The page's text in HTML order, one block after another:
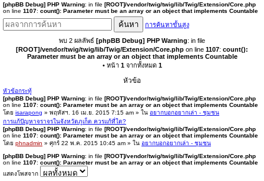
[phpBB Debug] PHP Warning: in file [ROOT]/vendor/twig/twig/lib/Twig/Extension/Core.php
on line 1107: count(): Parameter must be an array or an object that implements Countable
ค้นหา การค้นหาขั้นสูง
พบ 2 ผลลัพธ์ [phpBB Debug] PHP Warning: in file
[ROOT]/vendor/twig/twig/lib/Twig/Extension/Core.php on line 1107: count():
Parameter must be an array or an object that implements Countable
• หน้า 1จากทั้งหมด 1
หัวข้อ
หัวข้อกระทู้
[phpBB Debug] PHP Warning: in file [ROOT]/vendor/twig/twig/lib/Twig/Extension/Core.php
on line 1107: count(): Parameter must be an array or an object that implements Countable
โดย isarapong » พฤหัสฯ. 16 เม.ย. 2015 7:15 am » ใน อยากบอกอยากเล่า - ชุมชน
การแก้ปัญหาจราจรในจังหวัดภูเก็ต ควรแก้ที่ใด?
[phpBB Debug] PHP Warning: in file [ROOT]/vendor/twig/twig/lib/Twig/Extension/Core.php
on line 1107: count(): Parameter must be an array or an object that implements Countable
โดย phnadmin » ศุกร์ 22 พ.ค. 2015 10:45 am » ใน อยากบอกอยากเล่า - ชุมชน
[phpBB Debug] PHP Warning: in file [ROOT]/vendor/twig/twig/lib/Twig/Extension/Core.php
on line 1107: count(): Parameter must be an array or an object that implements Countable
แสดงโพสจาก